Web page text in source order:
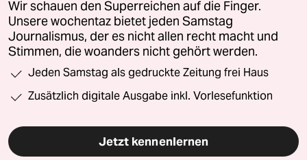
Wir schauen den Superreichen auf die Finger.
Unsere wochentaz bietet jeden Samstag
Journalismus, der es nicht allen recht macht und
Stimmen, die woanders nicht gehört werden.
Jeden Samstag als gedruckte Zeitung frei Haus
Zusätzlich digitale Ausgabe inkl. Vorlesefunktion
Jetzt kennenlernen